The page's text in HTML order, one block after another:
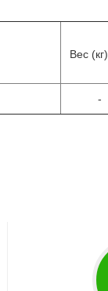
Вес (кг)
-